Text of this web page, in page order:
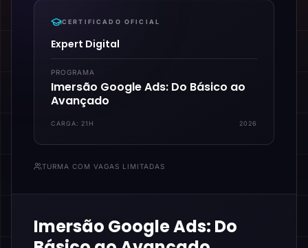
CERTIFICADO OFICIAL
Expert Digital
PROGRAMA
Imersão Google Ads: Do Básico ao
Avançado
CARGA: 21H 2026
TURMA COM VAGAS LIMITADAS
Imersão Google Ads: Do